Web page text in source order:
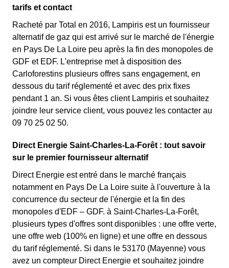
tarifs et contact
Racheté par Total en 2016, Lampiris est un fournisseur
alternatif de gaz qui est arrivé sur le marché de l'énergie
en Pays De La Loire peu après la fin des monopoles de
GDF et EDF. L'entreprise met à disposition des
Carloforestins plusieurs offres sans engagement, en
dessous du tarif réglementé et avec des prix fixes
pendant 1 an. Si vous êtes client Lampiris et souhaitez
joindre leur service client, vous pouvez les contacter au
09 70 25 02 50.
Direct Energie Saint-Charles-La-Forêt : tout savoir
sur le premier fournisseur alternatif
Direct Energie est entré dans le marché français
notamment en Pays De La Loire suite à l'ouverture à la
concurrence du secteur de l'énergie et la fin des
monopoles d'EDF – GDF. à Saint-Charles-La-Forêt,
plusieurs types d'offres sont disponibles : une offre verte,
une offre web (100% en ligne) et une offre en dessous
du tarif réglementé. Si dans le 53170 (Mayenne) vous
avez un compteur Direct Energie et souhaitez joindre